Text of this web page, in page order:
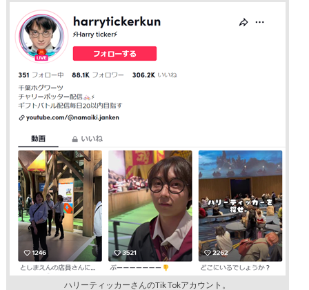
ハリーティッカーさんのTik Tokアカウント。